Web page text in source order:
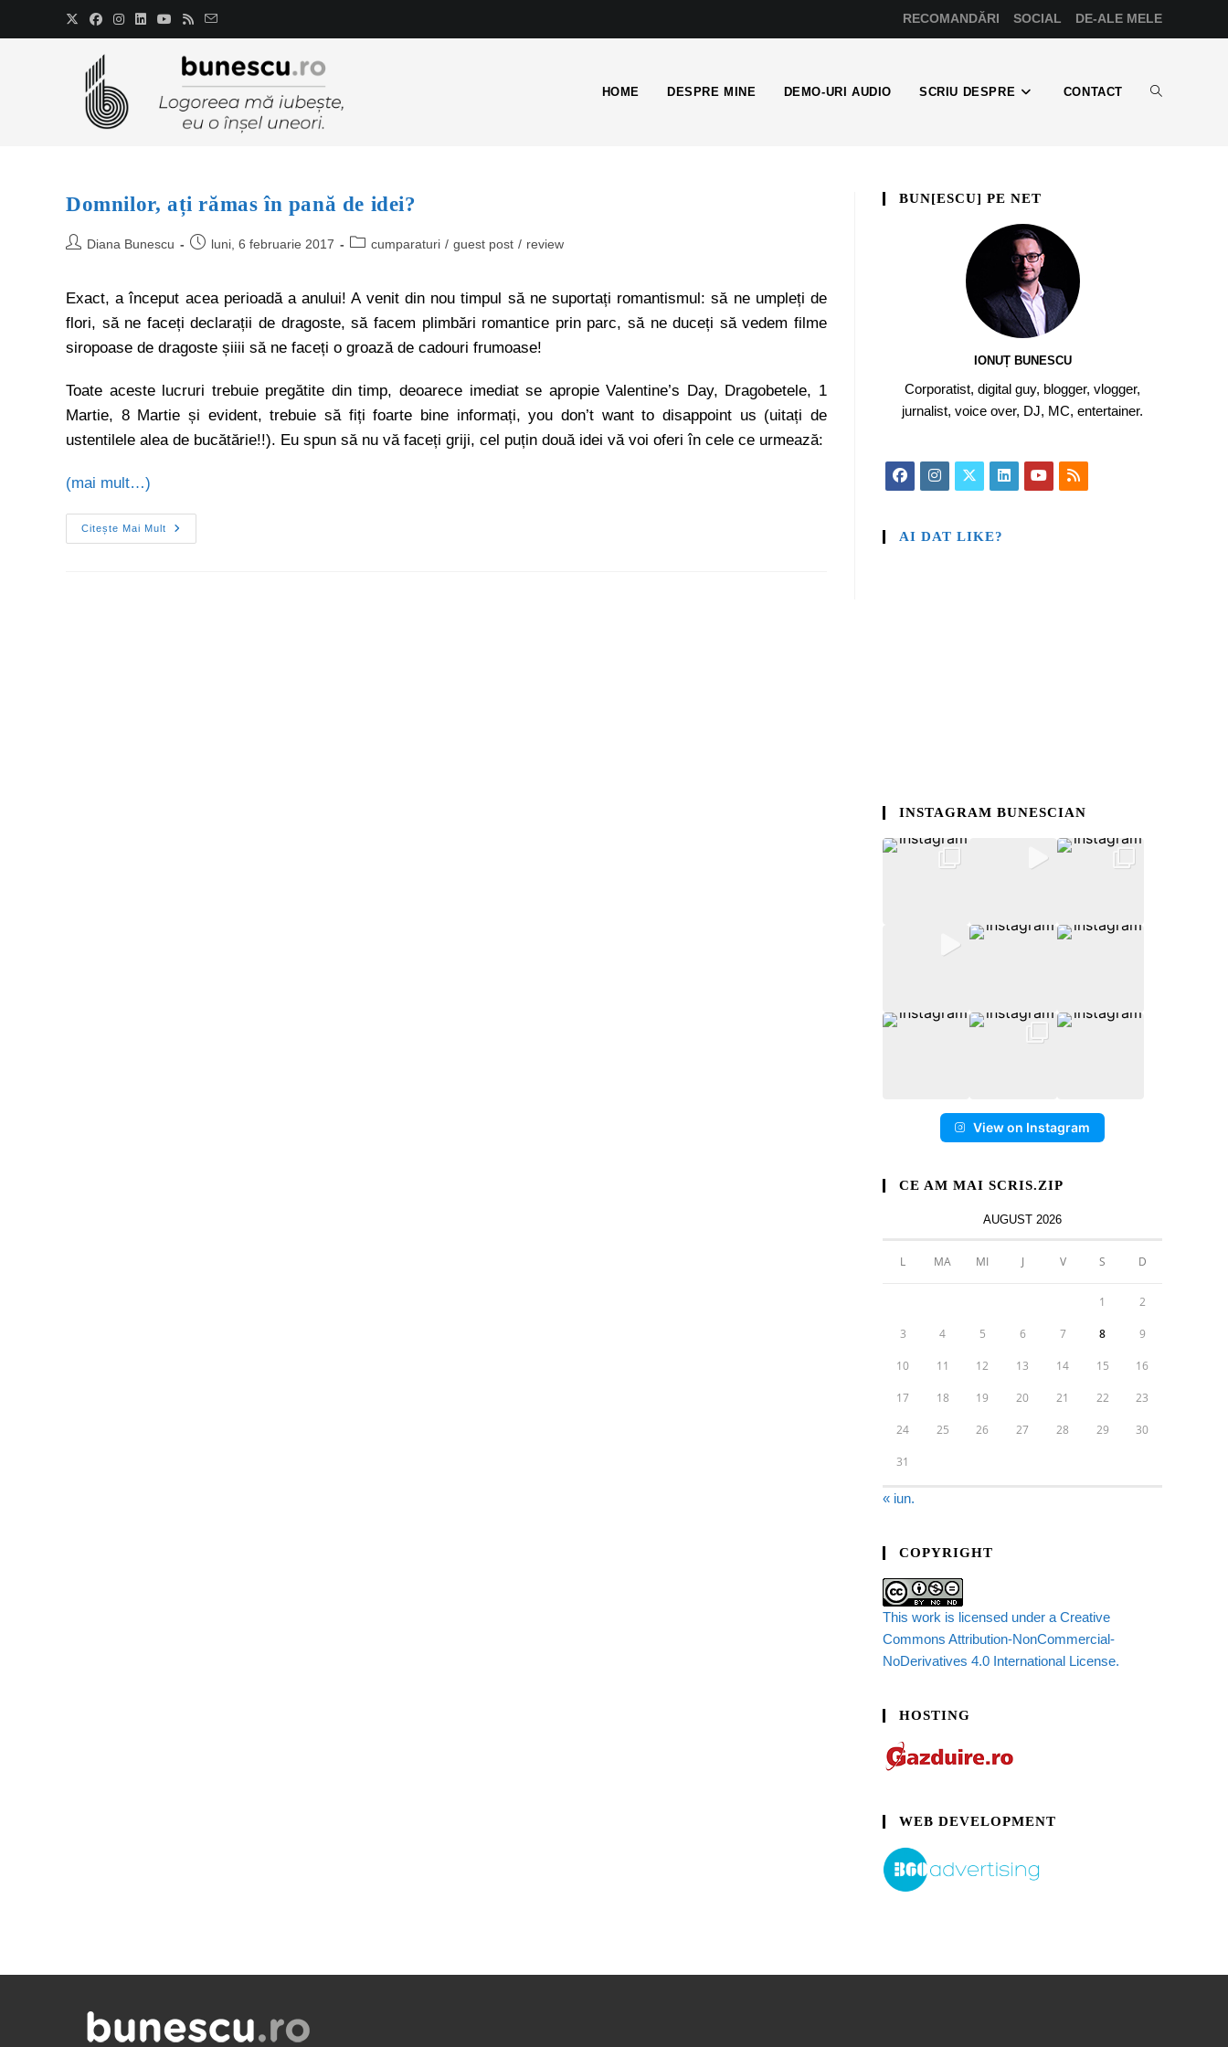
RECOMANDĂRI SOCIAL DE-ALE MELE
HOME DESPRE MINE DEMO-URI AUDIO SCRIU DESPRE CONTACT
Domnilor, ați rămas în pană de idei?
Diana Bunescu luni, 6 februarie 2017 cumparaturi / guest post / review
Exact, a început acea perioadă a anului! A venit din nou timpul să ne suportați romantismul: să ne umpleți de
flori, să ne faceți declarații de dragoste, să facem plimbări romantice prin parc, să ne duceți să vedem filme
siropoase de dragoste șiiii să ne faceți o groază de cadouri frumoase!
Toate aceste lucruri trebuie pregătite din timp, deoarece imediat se apropie Valentine’s Day, Dragobetele, 1
Martie, 8 Martie și evident, trebuie să fiți foarte bine informați, you don’t want to disappoint us (uitați de
ustentilele alea de bucătărie!!). Eu spun să nu vă faceți griji, cel puțin două idei vă voi oferi în cele ce urmează:
(mai mult…)
Citește Mai Mult
BUN[ESCU] PE NET
IONUȚ BUNESCU
Corporatist, digital guy, blogger, vlogger,
jurnalist, voice over, DJ, MC, entertainer.
AI DAT LIKE?
INSTAGRAM BUNESCIAN
View on Instagram
CE AM MAI SCRIS.ZIP
AUGUST 2026
L MA MI J V S D
1 2
3 4 5 6 7 8 9
10 11 12 13 14 15 16
17 18 19 20 21 22 23
24 25 26 27 28 29 30
31
« iun.
COPYRIGHT
This work is licensed under a Creative
Commons Attribution-NonCommercial-
NoDerivatives 4.0 International License.
HOSTING
WEB DEVELOPMENT